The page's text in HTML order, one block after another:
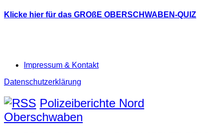
Klicke hier für das GROßE OBERSCHWABEN-QUIZ
Impressum & Kontakt
Datenschutzerklärung
Polizeiberichte Nord
Oberschwaben